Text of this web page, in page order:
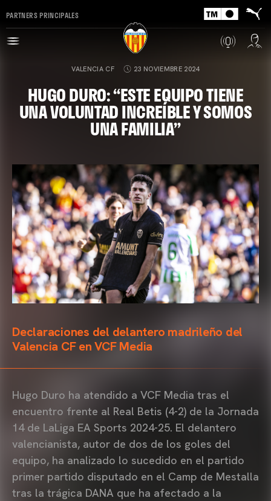
PARTNERS PRINCIPALES
VALENCIA CF 23 NOVIEMBRE 2024
HUGO DURO: “ESTE EQUIPO TIENE
UNA VOLUNTAD INCREÍBLE Y SOMOS
UNA FAMILIA”
Declaraciones del delantero madrileño del
Valencia CF en VCF Media
Hugo Duro ha atendido a VCF Media tras el
encuentro frente al Real Betis (4-2) de la Jornada
14 de LaLiga EA Sports 2024-25. El delantero
valencianista, autor de dos de los goles del
equipo, ha analizado lo sucedido en el partido
primer partido disputado en el Camp de Mestalla
tras la trágica DANA que ha afectado a la